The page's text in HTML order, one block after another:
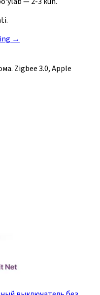
→
Zigbee 3.0, Apple